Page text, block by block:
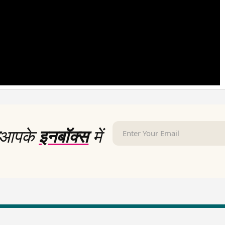
इनबॉक्समें